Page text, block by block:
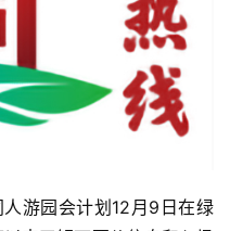
游园会计划12月9日在绿